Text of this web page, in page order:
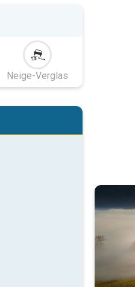
Neige-Verglas